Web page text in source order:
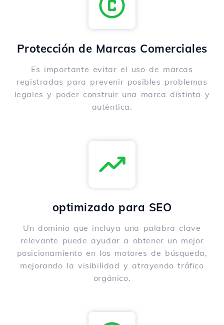
Protección de Marcas Comerciales
Es importante evitar el uso de marcas
registradas para prevenir posibles problemas
legales y poder construir una marca distinta y
auténtica.
optimizado para SEO
Un dominio que incluya una palabra clave
relevante puede ayudar a obtener un mejor
posicionamiento en los motores de búsqueda,
mejorando la visibilidad y atrayendo tráfico
orgánico.